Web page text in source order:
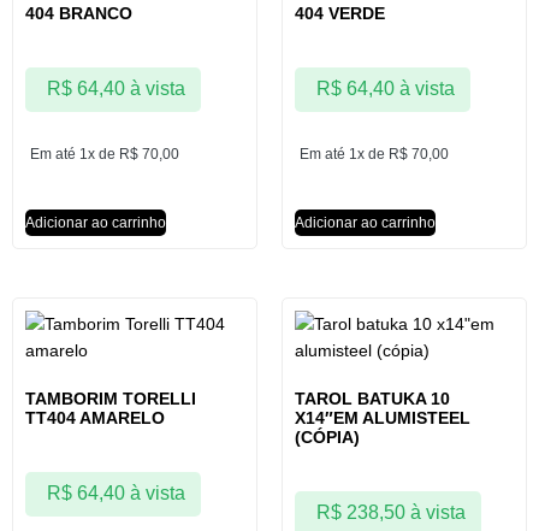
404 BRANCO
Em até 1x de R$ 70,00
R$64,40 à vista
Adicionar ao carrinho
404 VERDE
Em até 1x de R$ 70,00
R$64,40 à vista
Adicionar ao carrinho
TAMBORIM TORELLI
TT404 AMARELO
R$64,40 à vista
TAROL BATUKA 10
X14″EM ALUMISTEEL
(CÓPIA)
R$238,50 à vista